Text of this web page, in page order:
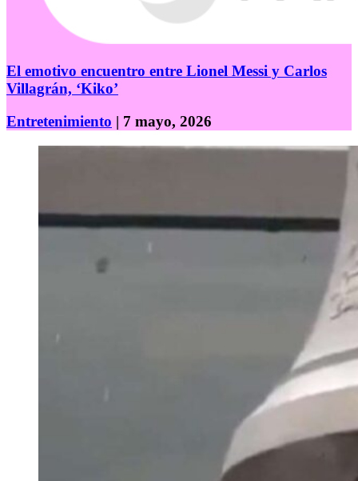
El emotivo encuentro entre Lionel Messi y Carlos
Villagrán, ‘Kiko’
Entretenimiento | 7 mayo, 2026